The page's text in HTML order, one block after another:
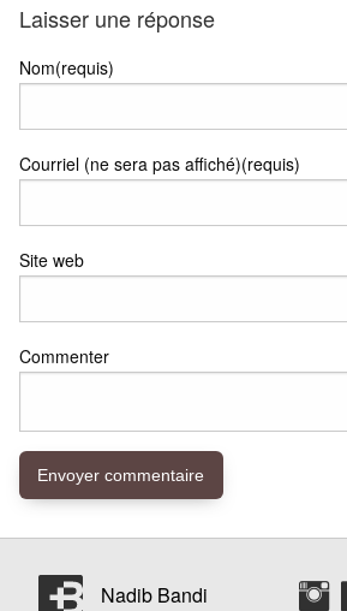
Laisser une réponse
Nom(requis)
Courriel (ne sera pas affiché)(requis)
Site web
Commenter
Nadib Bandi